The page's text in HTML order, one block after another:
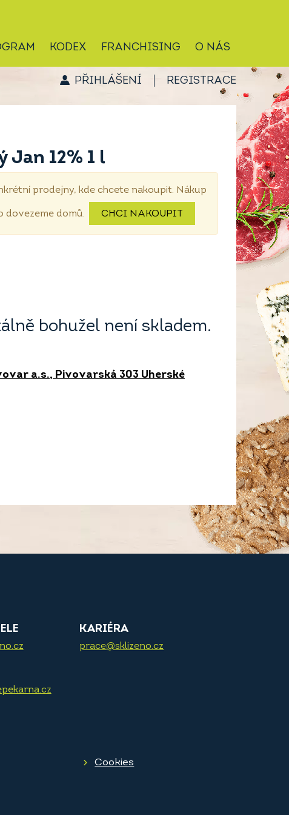
KODEX FRANCHISING O NÁS
PŘIHLÁŠENÍ REGISTRACE
Jan 12% 1 l
prodejny, kde chcete nakoupit. Nákup
dovezeme domů. CHCI NAKOUPIT
bohužel není skladem.
a.s., Pivovarská 303 Uherské
KARIÉRA
prace@sklizeno.cz
Cookies